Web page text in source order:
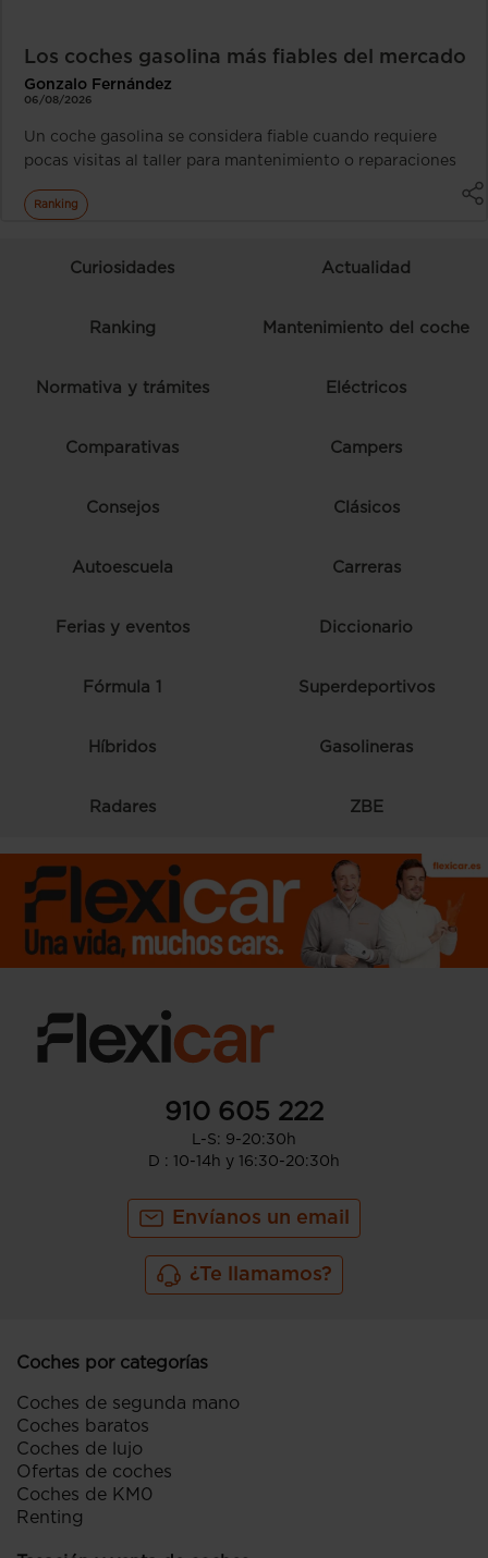
Los coches gasolina más fiables del mercado
Gonzalo Fernández
06/08/2026
Un coche gasolina se considera fiable cuando requiere
pocas visitas al taller para mantenimiento o reparaciones
Ranking
Curiosidades Actualidad
Ranking Mantenimiento del coche
Normativa y trámites Eléctricos
Comparativas Campers
Consejos Clásicos
Autoescuela Carreras
Ferias y eventos Diccionario
Fórmula 1 Superdeportivos
Híbridos Gasolineras
Radares ZBE
910 605 222
L-S: 9-20:30h
D : 10-14h y 16:30-20:30h
Envíanos un email
¿Te llamamos?
Coches por categorías
Coches de segunda mano
Coches baratos
Coches de lujo
Ofertas de coches
Coches de KM0
Renting